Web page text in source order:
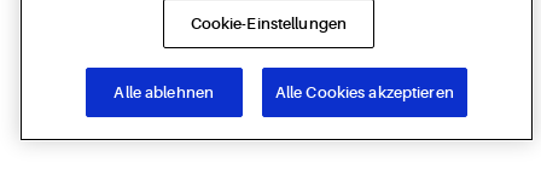
Cookie-Einstellungen
Alle ablehnen Alle Cookies akzeptieren